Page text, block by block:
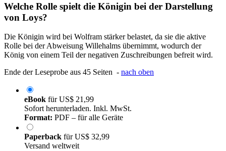
Welche Rolle spielt die Königin bei der Darstellung
von Loys?
Die Königin wird bei Wolfram stärker belastet, da sie die aktive
Rolle bei der Abweisung Willehalms übernimmt, wodurch der
König von einem Teil der negativen Zuschreibungen befreit wird.
Ende der Leseprobe aus 45 Seiten - nach oben
eBook fürUS$ 21,99
Sofort herunterladen. Inkl. MwSt.
Format: PDF – für alle Geräte
Paperback fürUS$ 32,99
Versand weltweit